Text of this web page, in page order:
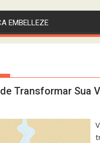
EMBELLEZE
Transformar Sua